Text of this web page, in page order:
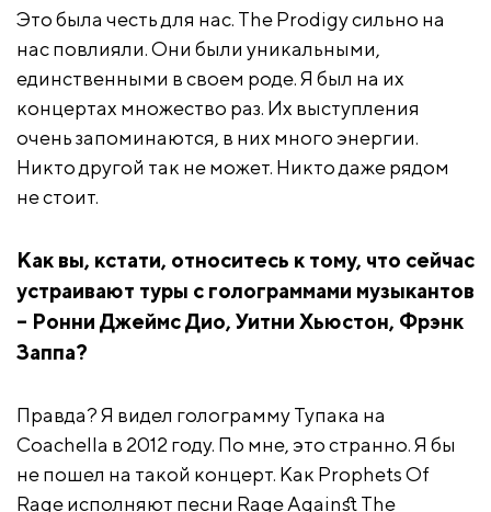
Это была честь для нас. The Prodigy сильно на
нас повлияли. Они были уникальными,
единственными в своем роде. Я был на их
концертах множество раз. Их выступления
очень запоминаются, в них много энергии.
Никто другой так не может. Никто даже рядом
не стоит.
Как вы, кстати, относитесь к тому, что сейчас
устраивают туры с голограммами музыкантов
– Ронни Джеймс Дио, Уитни Хьюстон, Фрэнк
Заппа?
Правда? Я видел голограмму Тупака на
Coachella в 2012 году. По мне, это странно. Я бы
не пошел на такой концерт. Как Prophets Of
Rage исполняют песни Rage Against The